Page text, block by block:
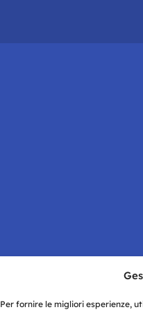
Per fornire le migliori esperienze,